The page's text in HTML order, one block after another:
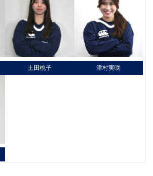
土田桃子 津村実咲